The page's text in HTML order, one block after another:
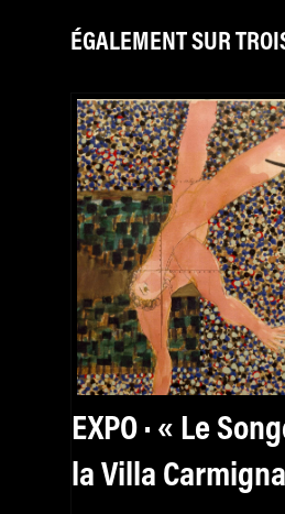
ÉGALEMENT SUR
EXPO · « Le
la Villa